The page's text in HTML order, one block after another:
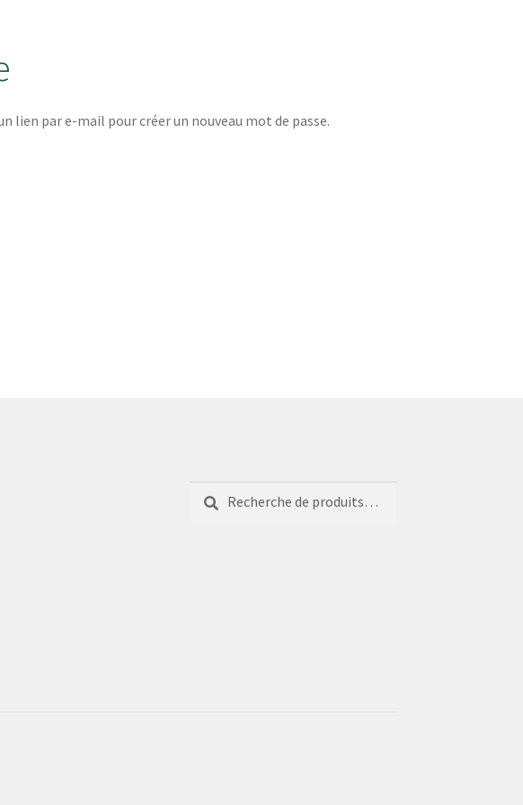
lien par e-mail pour créer un nouveau mot de passe.
Recherche
pour :
Recherche